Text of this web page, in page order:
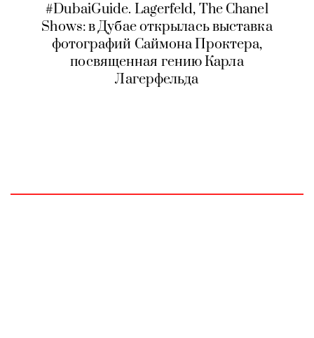
#DubaiGuide. Lagerfeld, The Chanel
Shows: в Дубае открылась выставка
фотографий Саймона Проктера,
посвященная гению Карла
Лагерфельда